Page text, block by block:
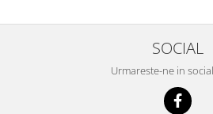
SOCIAL
Urmareste-ne in